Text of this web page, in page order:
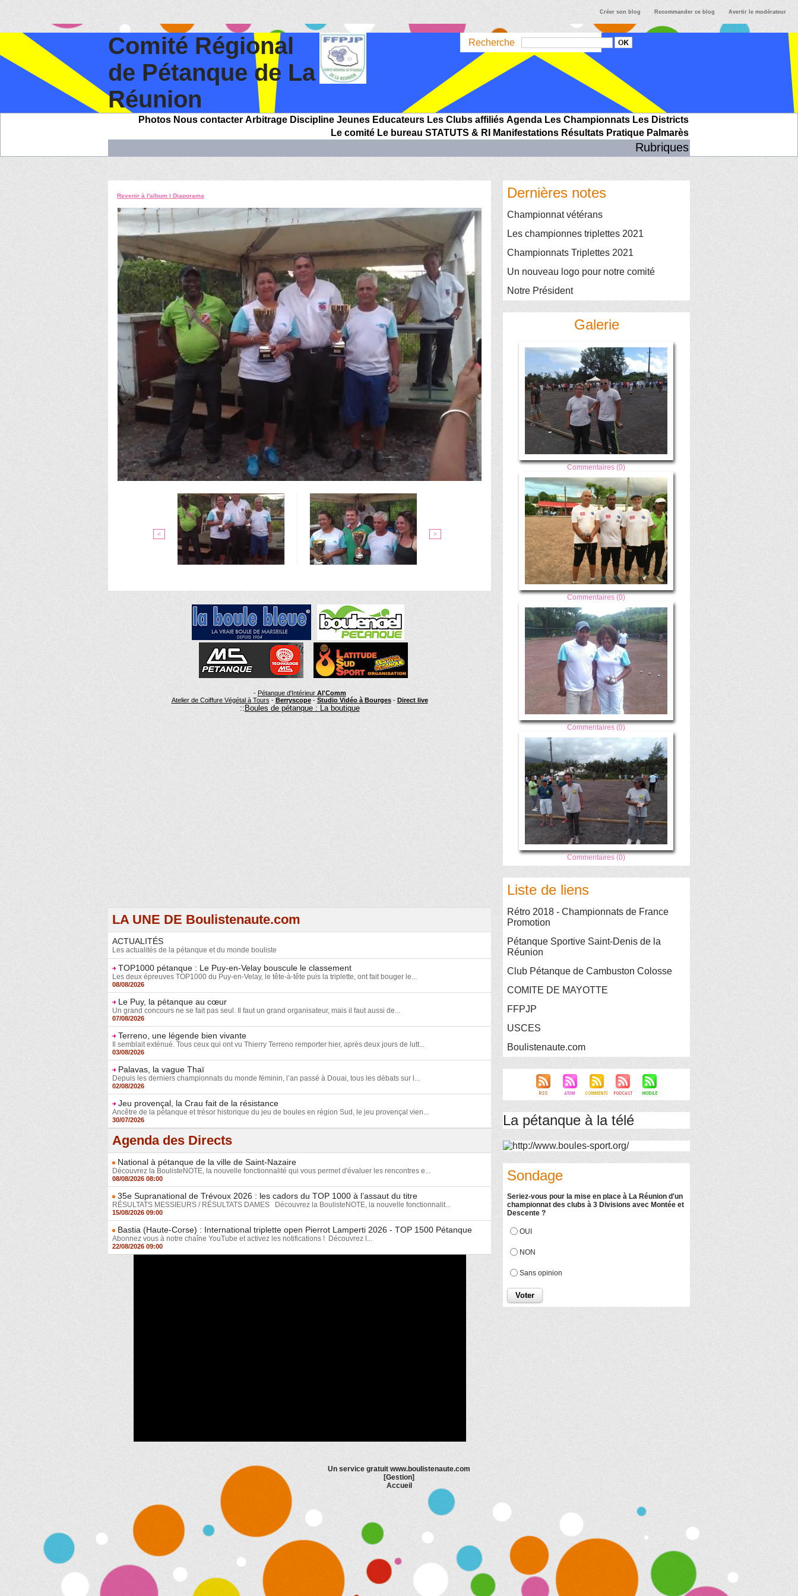
Créer son blog Recommander ce blog Avertir le modérateur
Comité Régional
de Pétanque de La
Réunion
Recherche
Les Districts
Les Championnats
Agenda
Les Clubs affiliés
Educateurs
Jeunes
Discipline
Arbitrage
Nous contacter
Photos
Palmarès
Pratique
Résultats
Manifestations
STATUTS & RI
Le bureau
Le comité
Rubriques
Revenir à l'album | Diaporama
< >
- Pétanque d'Intérieur Al'Comm
Atelier de Coiffure Végétal à Tours - Berryscope- Studio Vidéo à Bourges- Direct live
:: Boules de pétanque : La boutique
LA UNE DE Boulistenaute.com
ACTUALITÉS
Les actualités de la pétanque et du monde bouliste
TOP1000 pétanque : Le Puy-en-Velay bouscule le classement
Les deux épreuves TOP1000 du Puy-en-Velay, le tête-à-tête puis la triplette, ont fait bouger le...
08/08/2026
Le Puy, la pétanque au cœur
Un grand concours ne se fait pas seul. Il faut un grand organisateur, mais il faut aussi de...
07/08/2026
Terreno, une légende bien vivante
Il semblait exténué. Tous ceux qui ont vu Thierry Terreno remporter hier, après deux jours de lutt...
03/08/2026
Palavas, la vague Thaï
Depuis les derniers championnats du monde féminin, l’an passé à Douai, tous les débats sur l...
02/08/2026
Jeu provençal, la Crau fait de la résistance
Ancêtre de la pétanque et trésor historique du jeu de boules en région Sud, le jeu provençal vien...
30/07/2026
Agenda des Directs
National à pétanque de la ville de Saint-Nazaire
Découvrez la BoulisteNOTE, la nouvelle fonctionnalité qui vous permet d'évaluer les rencontres e...
08/08/2026 08:00
35e Supranational de Trévoux 2026 : les cadors du TOP 1000 à l’assaut du titre
RÉSULTATS MESSIEURS / RÉSULTATS DAMES Découvrez la BoulisteNOTE, la nouvelle fonctionnalit...
15/08/2026 09:00
Bastia (Haute-Corse) : International triplette open Pierrot Lamperti 2026 - TOP 1500 Pétanque
Abonnez vous à notre chaîne YouTube et activez les notifications ! Découvrez l...
22/08/2026 09:00
Dernières notes
Championnat vétérans
Les championnes triplettes 2021
Championnats Triplettes 2021
Un nouveau logo pour notre comité
Notre Président
Galerie
Commentaires (0)
Commentaires (0)
Commentaires (0)
Commentaires (0)
Liste de liens
Rétro 2018 - Championnats de France
Promotion
Pétanque Sportive Saint-Denis de la
Réunion
Club Pétanque de Cambuston Colosse
COMITE DE MAYOTTE
FFPJP
USCES
Boulistenaute.com
La pétanque à la télé
Sondage
Seriez-vous pour la mise en place à La Réunion d'un
championnat des clubs à 3 Divisions avec Montée et
Descente ?
OUI
NON
Sans opinion
Un service gratuit www.boulistenaute.com
[Gestion]
Accueil